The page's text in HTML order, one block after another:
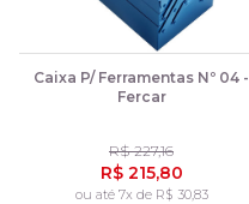
Caixa P/ Ferramentas Nº 04 -
Fercar
R$ 227,16
R$ 215,80
ou até 7x de R$ 30,83